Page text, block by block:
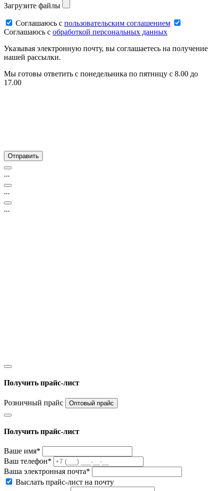
Загрузите файлы
Соглашаюсь c пользовательским соглашением
Соглашаюсь c обработкой персональных данных
Указывая электронную почту, вы соглашаетесь на получение
нашей рассылки.
Мы готовы ответить с понедельника по пятницу с 8.00 до
17.00
...
...
...
Получить прайс-лист
Розничный прайс Оптовый прайс
Получить прайс-лист
Ваше имя*
Ваш телефон*
Ваша электронная почта*
Выслать прайс-лист на почту